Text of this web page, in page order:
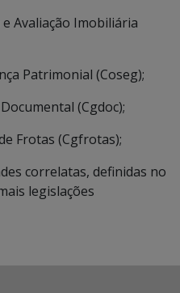
Avaliação Imobiliária
Patrimonial (Coseg);
(Cgdoc);
Frotas (Cgfrotas);
correlatas, definidas no
legislações